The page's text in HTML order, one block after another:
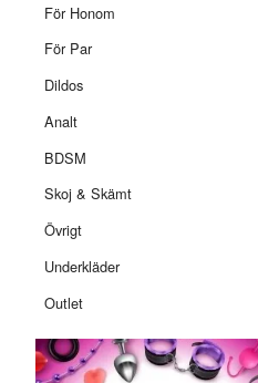
För Honom
För Par
Dildos
Analt
BDSM
Skoj & Skämt
Övrigt
Underkläder
Outlet